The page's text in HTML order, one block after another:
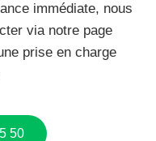
immédiate, nous
via notre page
prise en charge
50